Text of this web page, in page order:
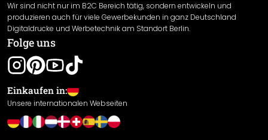
Widerrufsrecht
Datenschutzerklärung
Gewährleistung
Leistungserklärung / CE-Zeichen
Cookie Einstellungen
Wir sind nicht nur im B2C Bereich tätig, sondern entwickeln und
produzieren auch für viele Gewerbekunden in ganz Deutschland
Digitaldrucke und Werbetechnik am Standort Berlin.
Folge uns
Einkaufen in:
Unsere internationalen Webseiten